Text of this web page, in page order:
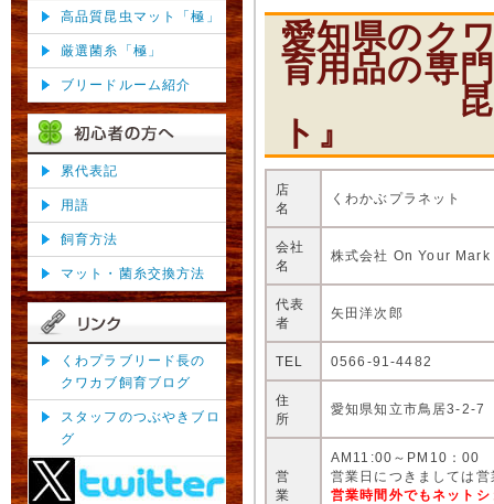
高品質昆虫マット「極」
厳選菌糸「極」
ブリードルーム紹介
累代表記
用語
飼育方法
マット・菌糸交換方法
くわプラブリード長の
クワカブ飼育ブログ
スタッフのつぶやきブロ
グ
愛知県のク
育用品の専
昆虫シ
ト』
店
名
くわかぶプラネット
会社
名
株式会社 On Your Mark
代表
者
矢田洋次郎
TEL 0566-91-4482
住
所
愛知県知立市鳥居3-2-7
営
業
AM11:00～PM10：00
営業日につきましては
営業時間外でもネット